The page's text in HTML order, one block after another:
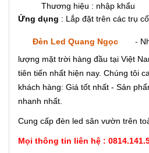
Thương hiệu : nhập khẩu
Ứng dụng : Lắp đặt trên các trụ
Đèn Led Quang Ngọc -
lượng mặt trời hàng đầu tại Việt
tiên tiến nhất hiện nay. Chúng tôi
khách hàng: Giá tốt nhất - Sản
nhanh nhất.
Cung cấp đèn led sân vườn trên
Mọi thông tin liên hệ :